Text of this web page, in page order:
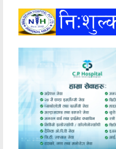
खेलकुद
मनोरञ्जन
अन्य